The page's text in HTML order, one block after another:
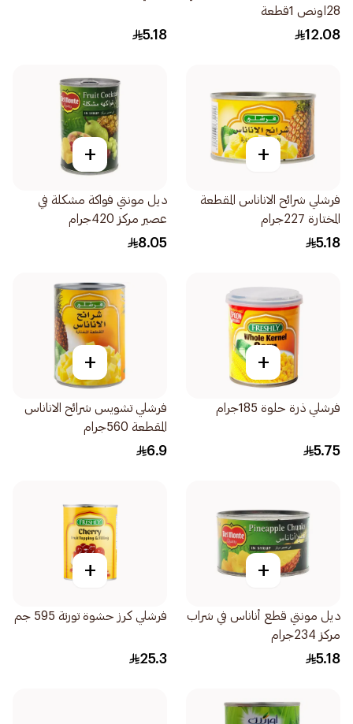
28اونص 1قطعة
12.08
5.18
+
فرشلي شرائح الاناناس المقطعة
المختارة 227جرام
5.18
+
ديل مونتي فواكة مشكلة في
عصير مركز 420جرام
8.05
+
فرشلي ذرة حلوة 185جرام
5.75
+
فرشلي تشويس شرائح الاناناس
المقطعة 560جرام
6.9
+
ديل مونتي قطع أناناس في شراب
مركز 234جرام
5.18
+
فرشلي كرز حشوة تورتة 595 جم
25.3